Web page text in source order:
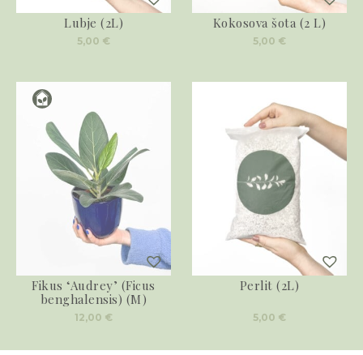
Lubje (2L)
5,00 €
Kokosova šota (2 L)
5,00 €
Fikus ‘Audrey’ (Ficus
benghalensis) (M)
12,00 €
Perlit (2L)
5,00 €